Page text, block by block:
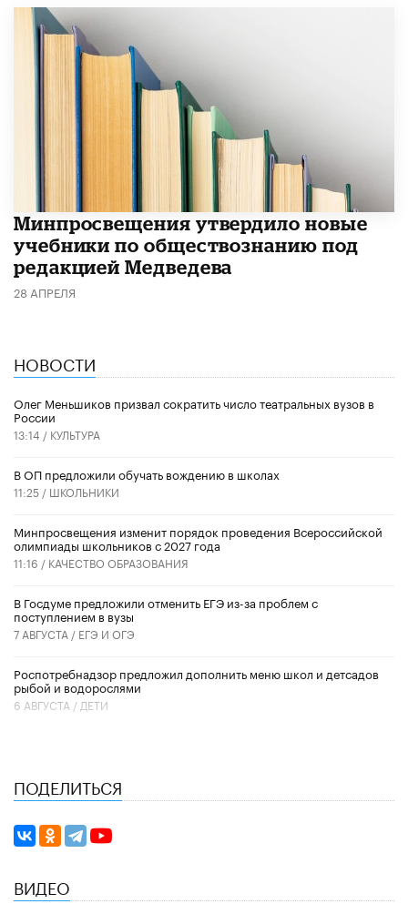
Минпросвещения утвердило новые
учебники по обществознанию под
редакцией Медведева
28 АПРЕЛЯ
НОВОСТИ
Олег Меньшиков призвал сократить число театральных вузов в
России
13:14 / КУЛЬТУРА
В ОП предложили обучать вождению в школах
11:25 / ШКОЛЬНИКИ
Минпросвещения изменит порядок проведения Всероссийской
олимпиады школьников с 2027 года
11:16 / КАЧЕСТВО ОБРАЗОВАНИЯ
В Госдуме предложили отменить ЕГЭ из-за проблем с
поступлением в вузы
7 АВГУСТА / ЕГЭ И ОГЭ
Роспотребнадзор предложил дополнить меню школ и детсадов
рыбой и водорослями
6 АВГУСТА / ДЕТИ
ПОДЕЛИТЬСЯ
ВИДЕО